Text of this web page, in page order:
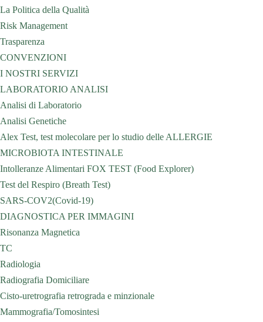
La Politica della Qualità
Risk Management
Trasparenza
CONVENZIONI
I NOSTRI SERVIZI
LABORATORIO ANALISI
Analisi di Laboratorio
Analisi Genetiche
Alex Test, test molecolare per lo studio delle ALLERGIE
MICROBIOTA INTESTINALE
Intolleranze Alimentari FOX TEST (Food Explorer)
Test del Respiro (Breath Test)
SARS-COV2(Covid-19)
DIAGNOSTICA PER IMMAGINI
Risonanza Magnetica
TC
Radiologia
Radiografia Domiciliare
Cisto-uretrografia retrograda e minzionale
Mammografia/Tomosintesi